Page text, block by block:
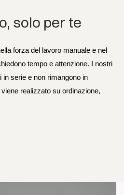
solo per te
forza del lavoro manuale e nel
tempo e attenzione. I nostri
in serie e non rimangono in
realizzato su ordinazione,